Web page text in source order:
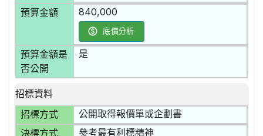
預算金額 840,000
底價分析
預算金額是
否公開
是
招標資料
招標方式
公開取得報價單或企劃書
決標方式 參考最有利標精神